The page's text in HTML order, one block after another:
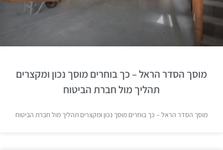
מוסך הסדר הראל – כך בוחרים מוסך נכון ומקצרים
תהליך מול חברת הביטוח
מוסך הסדר הראל – כך בוחרים מוסך נכון ומקצרים תהליך מול חברת הביטוח